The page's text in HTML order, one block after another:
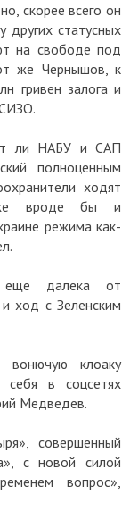
скорее всего он
статусных
на свободе под
же Чернышов, к
гривен залога и
ли НАБУ и САП
полноценным
ходят
вроде бы и
режима как-
еще далека от
ход с Зеленским
вонючую клоаку
себя в соцсетях
Медведев.
совершенный
с новой силой
вопрос»,